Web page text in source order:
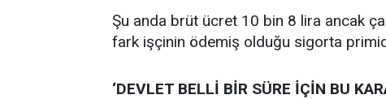
Şu anda brüt ücret 10 bin 8 lira ancak
fark işçinin ödemiş olduğu sigorta
‘DEVLET BELLİ BİR SÜRE İÇİN BU